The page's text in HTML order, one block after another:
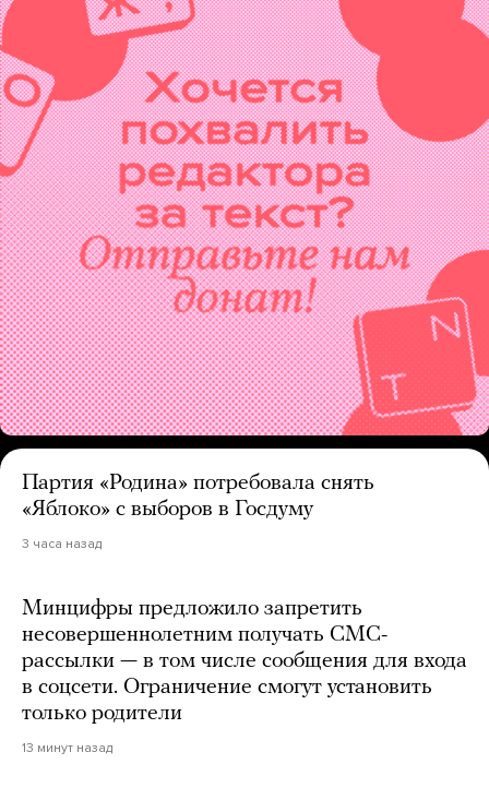
Партия «Родина» потребовала снять
«Яблоко» с выборов в Госдуму
3 часа назад
Минцифры предложило запретить
несовершеннолетним получать СМС-
рассылки — в том числе сообщения для входа
в соцсети. Ограничение смогут установить
только родители
13 минут назад